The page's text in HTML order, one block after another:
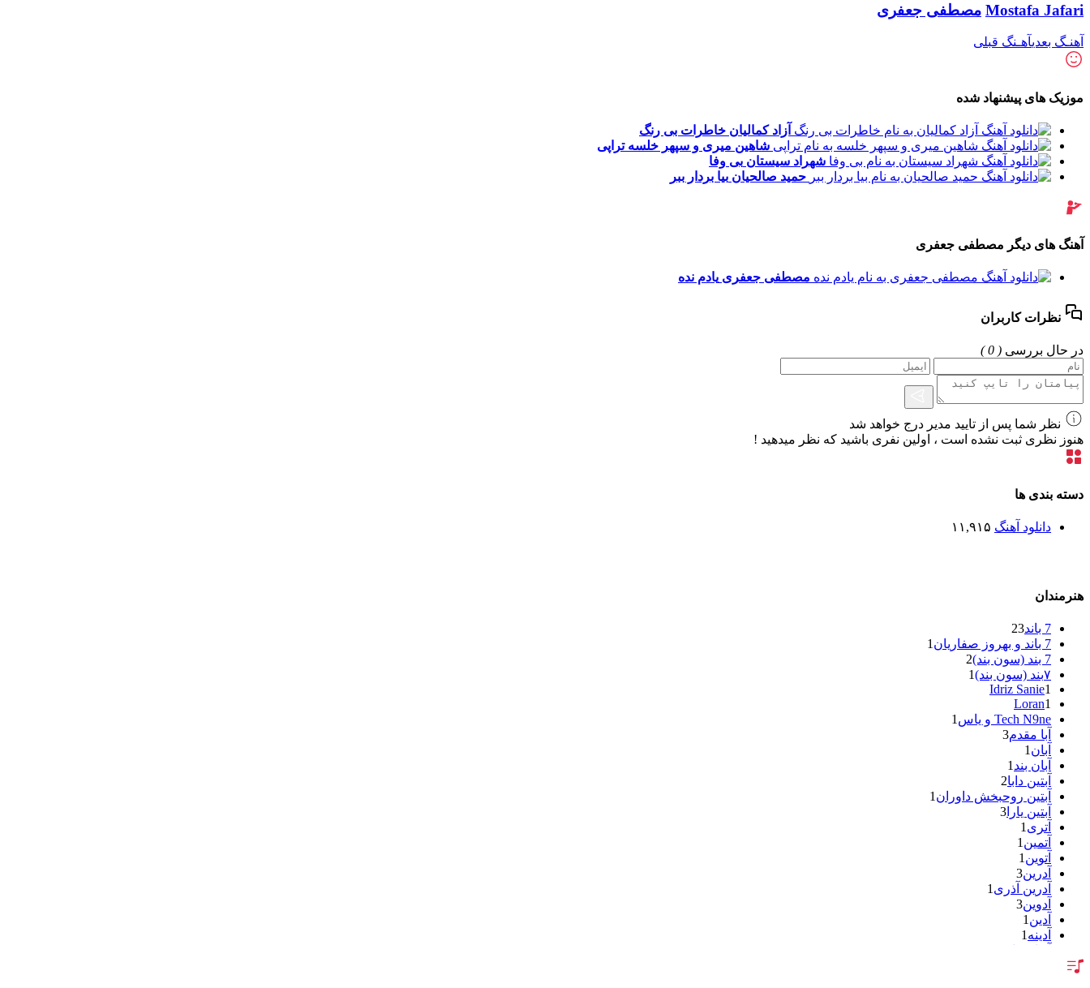
Mostafa Jafari مصطفی جعفری
آهنـگ بعدیآهـنگ قبلی
موزیک های پیشنهاد شده
آزاد کمالیان خاطرات بی رنگ
شاهین میری و سپهر خلسه تراپی
شهراد سیستان بی وفا
حمید صالحیان بیا بردار ببر
آهنگ های دیگر مصطفی جعفری
مصطفی جعفری یادم نده
نظرات کاربران
در حال بررسی ( 0 )
نظر شما پس از تایید مدیر درج خواهد شد
هنوز نظری ثبت نشده است ، اولین نفری باشید که نظر میدهید !
دسته بندی ها
دانلود آهنگ ۱۱,۹۱۵
هنرمندان
7 باند
23
7 باند و بهروز صفاریان
1
7 بند (سون بند)
2
۷بند (سون بند)
1
Idriz Sanie1
Loran1
Tech N9ne و یاس
1
آبا مقدم3
آبان 1
آبان بند 1
آبتین دابا2
آبتین روحبخش داوران 1
آبتین یارا 3
آتری 1
آتمین 1
آتوین 1
آدرین3
آدرین آذری 1
آدوین3
آدین 1
آدینه 1